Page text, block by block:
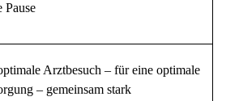
Pause
Arztbesuch – für eine optimale
– gemeinsam stark